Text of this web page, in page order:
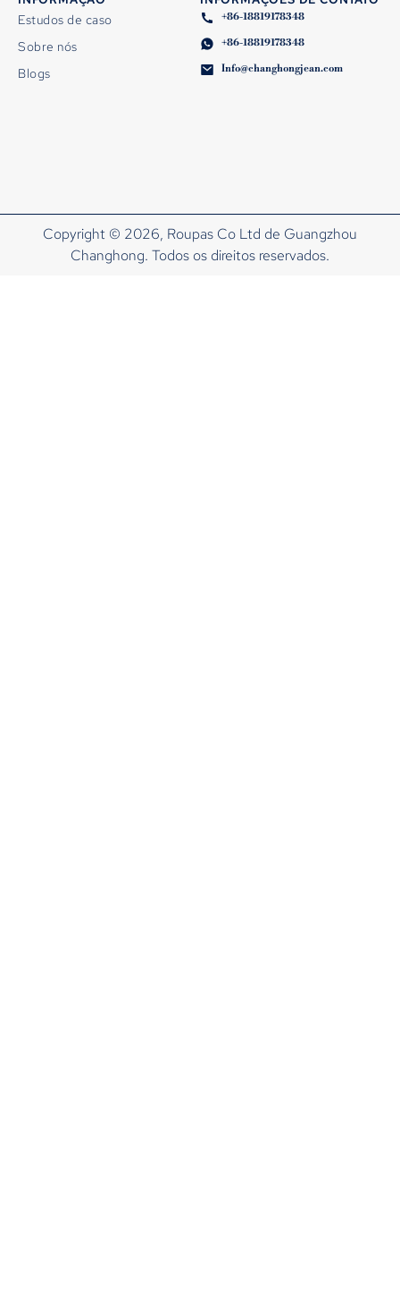
Estudos de caso
Sobre nós
Blogs
+86-18819178348
+86-18819178348
Info@changhongjean.com
Copyright © 2026, Roupas Co Ltd de Guangzhou
Changhong. Todos os direitos reservados.